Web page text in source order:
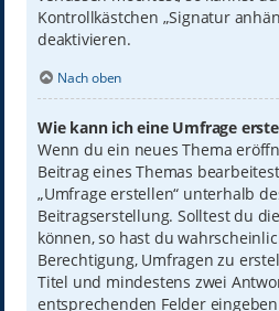
Kontrollkästchen „Signatur
deaktivieren.
Nach oben
Wie kann ich eine Umfrage
Wenn du ein neues Thema
Beitrag eines Themas
„Umfrage erstellen“ unterhalb
Beitragserstellung. Solltest du
können, so hast du
Berechtigung, Umfragen zu
Titel und mindestens zwei
entsprechenden Felder